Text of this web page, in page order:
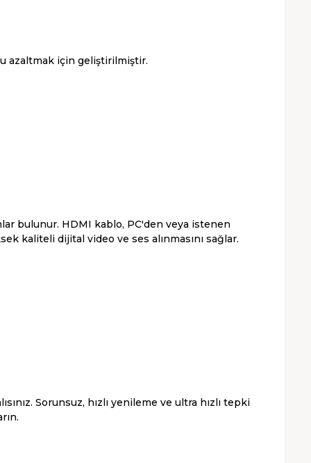
azaltmak için geliştirilmiştir.
bulunur. HDMI kablo, PC'den veya istenen
kaliteli dijital video ve ses alınmasını sağlar.
Sorunsuz, hızlı yenileme ve ultra hızlı tepki